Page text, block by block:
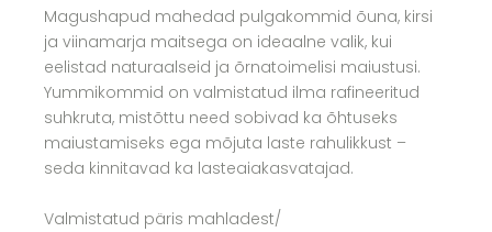
Magushapud mahedad pulgakommid õuna, kirsi
ja viinamarja maitsega on ideaalne valik, kui
eelistad naturaalseid ja õrnatoimelisi maiustusi.
Yummikommid on valmistatud ilma rafineeritud
suhkruta, mistõttu need sobivad ka õhtuseks
maiustamiseks ega mõjuta laste rahulikkust –
seda kinnitavad ka lasteaiakasvatajad.
Valmistatud päris mahladest/